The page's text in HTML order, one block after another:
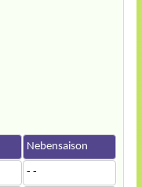
Nebensaison
- -